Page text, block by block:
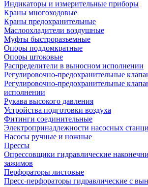
Индикаторы и измерительные приборы
Краны многоходовые
Краны предохранительные
Маслоохладители воздушные
Муфты быстроразъемные
Опоры поддомкратные
Опоры штоковые
Распределители в выносном исполнении
Регулировочно-предохранительные
Регулировочно-предохранительные
исполнении
Рукава высокого давления
Устройства подготовки воздуха
Фитинги соединительные
Электропринадлежности насосных
Насосы ручные и ножные
Прессы
Опрессовщики гидравлические
зажимов
Перфораторы листовые
Пресс-перфораторы гидравлические с